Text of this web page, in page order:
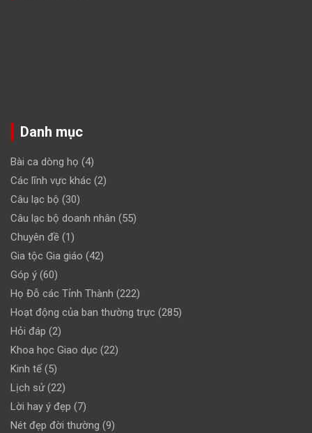
Danh mục
Bài ca dòng họ (4)
Các lĩnh vực khác (2)
Câu lạc bộ (30)
Câu lạc bộ doanh nhân (55)
Chuyên đề (1)
Gia tộc Gia giáo (42)
Góp ý (60)
Họ Đỗ các Tỉnh Thành (222)
Hoạt động của ban thường trực (285)
Hỏi đáp (2)
Khoa học Giao dục (22)
Kinh tế(5)
Lịch sử(22)
Lời hay ý đẹp (7)
Nét đẹp đời thường (9)